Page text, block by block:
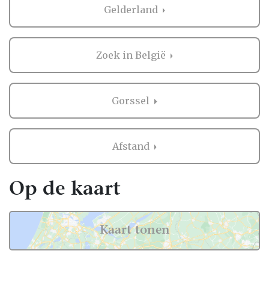
Gelderland
Zoek in België
Gorssel
Afstand
Op de kaart
Kaart tonen